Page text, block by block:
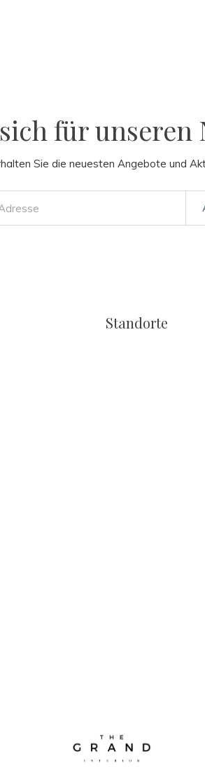
für unseren
Sie die neuesten Angebote und
Standorte